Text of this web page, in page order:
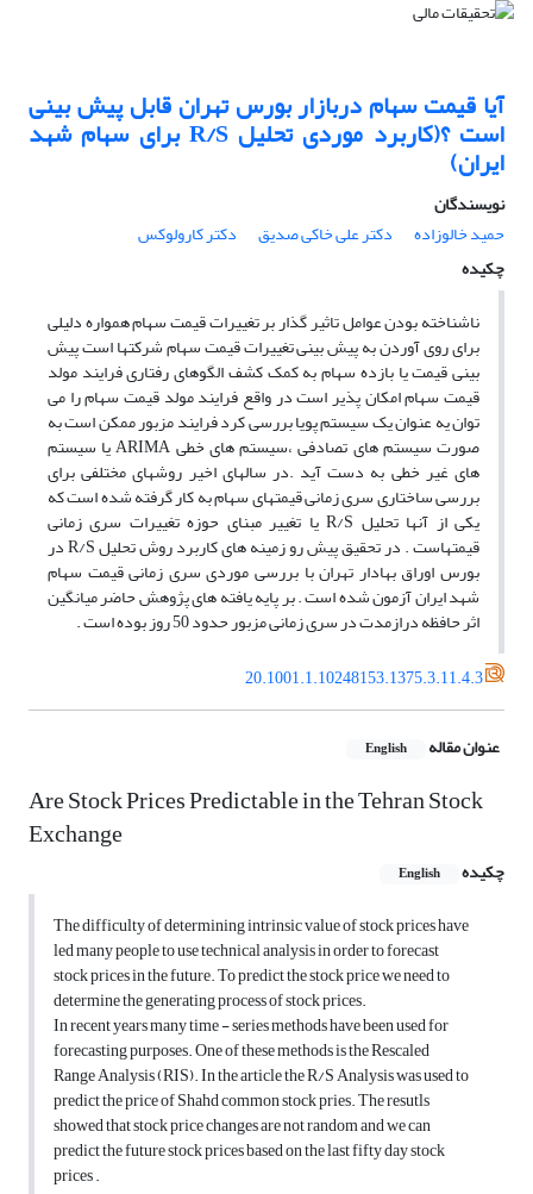
آیا قیمت سهام دربازار بورس تهران قابل پیش بینی
است ؟(کاربرد موردی تحلیل R/S برای سهام شهد
ایران)
نویسندگان
حمید خالوزاده
دکتر علی خاکی صدیق
دکتر کارولوکس
چکیده
ناشناخته بودن عوامل تاثیر گذار بر تغییرات قیمت سهام همواره دلیلی
برای روی آوردن به پیش بینی تغییرات قیمت سهام شرکتها است پیش
بینی قیمت یا بازده سهام به کمک کشف الگوهای رفتاری فرایند مولد
قیمت سهام امکان پذیر است در واقع فرایند مولد قیمت سهام را می
توان یه عنوان یک سیستم پویا بررسی کرد فرایند مزبور ممکن است به
صورت سیستم های تصادفی ،سیستم های خطی ARIMA یا سیستم
های غیر خطی به دست آید .در سالهای اخیر روشهای مختلفی برای
بررسی ساختاری سری زمانی قیمتهای سهام به کار گرفته شده است که
یکی از آنها تحلیل R/S یا تغییر مبنای حوزه تغییرات سری زمانی
قیمتهاست . در تحقیق پیش رو زمینه های کاربرد روش تحلیل R/S در
بورس اوراق بهادار تهران با بررسی موردی سری زمانی قیمت سهام
شهد ایران آزمون شده است . بر پایه یافته های پژوهش حاضر میانگین
اثر حافظه درازمدت در سری زمانی مزبور حدود 50 روز بوده است .
20.1001.1.10248153.1375.3.11.4.3
عنوان مقاله English
Are Stock Prices Predictable in the Tehran Stock
Exchange
چکیده English
The difficulty of determining intrinsic value of stock prices have
led many people to use technical analysis in order to forecast
stock prices in the future. To predict the stock price we need to
determine the generating process of stock prices.
In recent years many time - series methods have been used for
forecasting purposes. One of these methods is the Rescaled
Range Analysis (RIS). In the article the R/S Analysis was used to
predict the price of Shahd common stock pries. The resutls
showed that stock price changes are not random and we can
predict the future stock prices based on the last fifty day stock
prices .